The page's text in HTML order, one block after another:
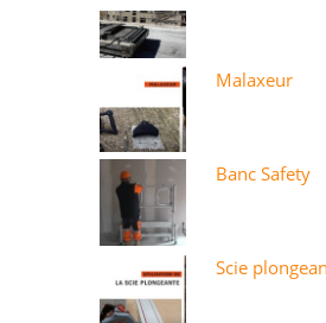
Malaxeur
Banc Safety
Scie